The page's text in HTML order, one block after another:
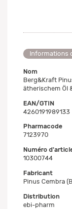
Informations
Nom
Berg&Kraft
ätherischem Öl
EAN/GTIN
4260191989133
Pharmacode
7123970
Numéro
10300744
Fabricant
Pinus Cembra
Distribution
ebi-pharm